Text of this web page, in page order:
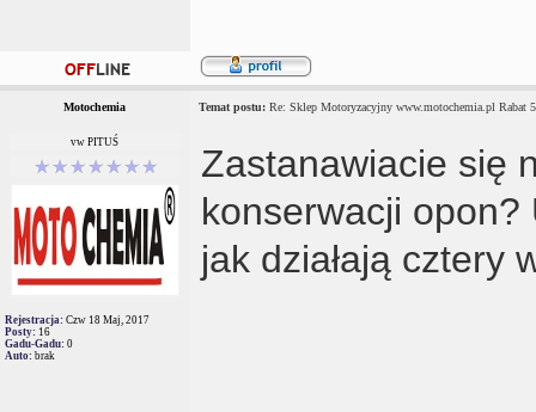
Motochemia Temat postu: Re: Sklep Motoryzacyjny www.motochemia.pl Rabat
vw PITUŚ
Rejestracja: Czw 18 Maj, 2017
Posty: 16
Gadu-Gadu: 0
Auto: brak
Zastanawiacie się
konserwacji opon?
jak działają cztery